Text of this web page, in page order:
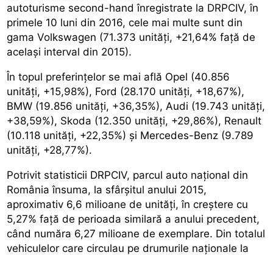
autoturisme second-hand înregistrate la DRPCIV, în
primele 10 luni din 2016, cele mai multe sunt din
gama Volkswagen (71.373 unități, +21,64% față de
același interval din 2015).
În topul preferințelor se mai află Opel (40.856
unități, +15,98%), Ford (28.170 unități, +18,67%),
BMW (19.856 unități, +36,35%), Audi (19.743 unități,
+38,59%), Skoda (12.350 unități, +29,86%), Renault
(10.118 unități, +22,35%) și Mercedes-Benz (9.789
unități, +28,77%).
Potrivit statisticii DRPCIV, parcul auto național din
România însuma, la sfârșitul anului 2015,
aproximativ 6,6 milioane de unități, în creștere cu
5,27% față de perioada similară a anului precedent,
când număra 6,27 milioane de exemplare. Din totalul
vehiculelor care circulau pe drumurile naționale la